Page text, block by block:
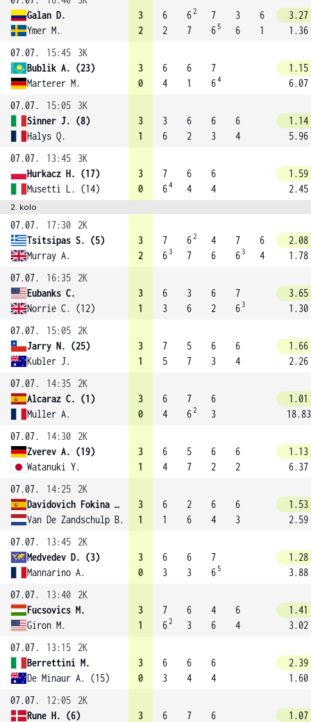
Galan D.
Ymer M.
3
2
6
2
62
7
7
6 5
3
6
6
1
3.27
1.36
07.07.
15:45
3K
Bublik A. (23)
Marterer M.
3
0
6
4
6
1
7
64
1.15
6.07
07.07.
15:05
3K
Sinner J. (8)
Halys Q.
3
1
3
6
6
2
6
3
6
4
1.14
5.96
07.07.
13:45
3K
Hurkacz H. (17)
Musetti L. (14)
3
0
7
64
6
4
6
4
1.59
2.45
2. kolo
07.07. 17:30
2K
Tsitsipas S. (5)
Murray A.
3
2
7
6 3
62
7
4
6
7
6 3
6
4
2.08
1.78
07.07.
16:35
2K
Eubanks C.
Norrie C. (12)
3
1
6
3
3
6
6
2
7
6 3
3.65
1.30
07.07.
15:05
2K
Jarry N. (25)
Kubler J.
3
1
7
5
5
7
6
3
6
4
1.66
2.26
07.07.
14:35
2K
Alcaraz C. (1)
Muller A.
3
0
6
4
7
62
6
3
1.01
18.83
07.07.
14:30
2K
Zverev A. (19)
Watanuki Y.
3
1
6
4
5
7
6
2
6
2
1.13
6.37
07.07.
14:25
2K
Davidovich Fokina A. (31)
Van De Zandschulp B.
3
1
6
1
2
6
6
4
6
3
1.53
2.59
07.07.
13:45
2K
Medvedev D. (3)
Mannarino A.
3
0
6
3
6
3
7
6 5
1.28
3.88
07.07.
13:40
2K
Fucsovics M.
Giron M.
3
1
7
62
6
3
4
6
6
4
1.41
3.02
07.07.
13:15
2K
Berrettini M.
De Minaur A. (15)
3
0
6
3
6
4
6
4
2.39
1.60
07.07.
12:05
2K
Rune H. (6)
3
6
7
6
1.07